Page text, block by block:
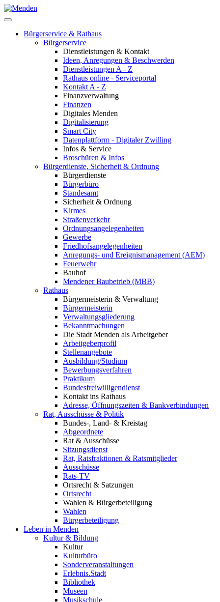
Bürgerservice & Rathaus
Bürgerservice
Dienstleistungen & Kontakt
Ideen, Anregungen & Beschwerden
Dienstleistungen A - Z
Rathaus online - Serviceportal
Kontakt A - Z
Finanzverwaltung
Finanzen
Digitales Menden
Digitalisierung
Smart City
Datenplattform - Digitaler Zwilling
Infos & Service
Broschüren & Infos
Bürgerdienste, Sicherheit & Ordnung
Bürgerdienste
Bürgerbüro
Standesamt
Sicherheit & Ordnung
Kirmes
Straßenverkehr
Ordnungsangelegenheiten
Gewerbe
Friedhofsangelegenheiten
Anregungs- und Ereignismanagement (AEM)
Feuerwehr
Bauhof
Mendener Baubetrieb (MBB)
Rathaus
Bürgermeisterin & Verwaltung
Bürgermeisterin
Verwaltungsgliederung
Bekanntmachungen
Die Stadt Menden als Arbeitgeber
Arbeitgeberprofil
Stellenangebote
Ausbildung/Studium
Bewerbungsverfahren
Praktikum
Bundesfreiwilligendienst
Kontakt ins Rathaus
Adresse, Öffnungszeiten & Bankverbindungen
Rat, Ausschüsse & Politik
Bundes-, Land- & Kreistag
Abgeordnete
Rat & Ausschüsse
Sitzungsdienst
Rat, Ratsfraktionen & Ratsmitglieder
Ausschüsse
Rats-TV
Ortsrecht & Satzungen
Ortsrecht
Wahlen & Bürgerbeteiligung
Wahlen
Bürgerbeteiligung
Leben in Menden
Kultur & Bildung
Kultur
Kulturbüro
Sonderveranstaltungen
Erlebnis.Stadt
Bibliothek
Museen
Musikschule